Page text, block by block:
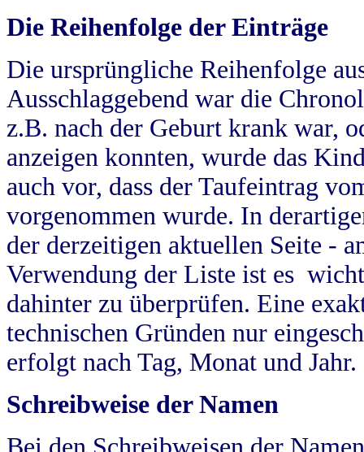
Die Reihenfolge der Einträge
Die ursprüngliche Reihenfolge
Ausschlaggebend war die
z.B. nach der Geburt krank war,
anzeigen konnten, wurde das
auch vor, dass der Taufeintrag
vorgenommen wurde. In
der derzeitigen aktuellen Seite -
Verwendung der Liste ist es
dahinter zu überprüfen. Eine
technischen Gründen nur
erfolgt nach Tag, Monat und Jahr.
Schreibweise der Namen